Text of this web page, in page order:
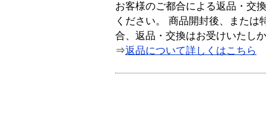
お客様のご都合による返品・交
ください。 商品開封後、または
合、返品・交換はお受けいたし
⇒返品について詳しくはこちら